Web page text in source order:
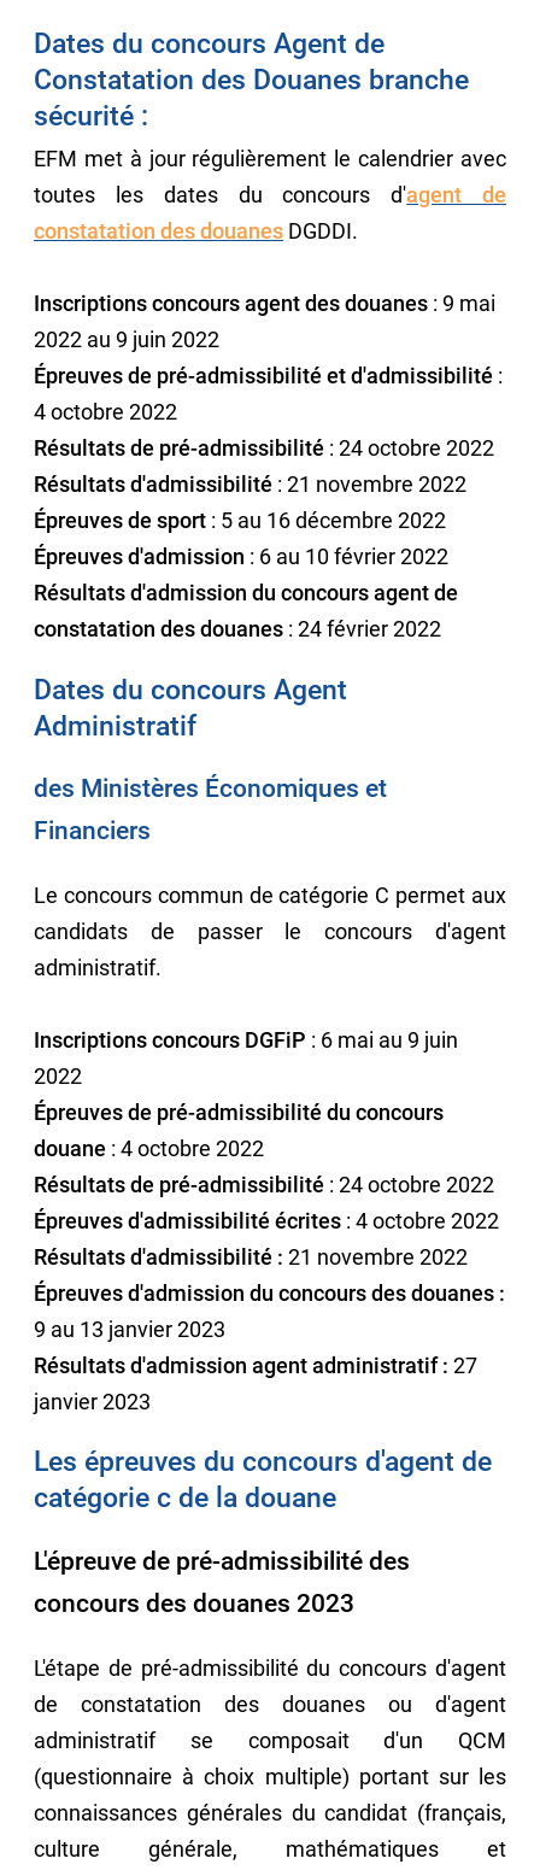
Dates du concours Agent de
Constatation des Douanes branche
sécurité :
EFM met à jour régulièrement le calendrier avec
toutes les dates du concours d'agent de
constatation des douanesDGDDI.
Inscriptions concours agent des douanes: 9 mai
2022 au 9 juin 2022
Épreuves de pré-admissibilité et d'admissibilité :
4 octobre 2022
Résultats de pré-admissibilité : 24 octobre 2022
Résultats d'admissibilité : 21 novembre 2022
Épreuves de sport : 5 au 16 décembre 2022
Épreuves d'admission : 6 au 10 février 2022
Résultats d'admission du concours agent de
constatation des douanes: 24 février 2022
Dates du concours Agent
Administratif
des Ministères Économiques et
Financiers
Le concours commun de catégorie C permet aux
candidats de passer le concours d'agent
administratif.
Inscriptions concours DGFiP : 6 mai au 9 juin
2022
Épreuves de pré-admissibilité du concours
douane : 4 octobre 2022
Résultats de pré-admissibilité : 24 octobre 2022
Épreuves d'admissibilité écrites : 4 octobre 2022
Résultats d'admissibilité : 21 novembre 2022
Épreuves d'admission du concours des douanes :
9 au 13 janvier 2023
Résultats d'admission agent administratif : 27
janvier 2023
Les épreuves du concours d'agent de
catégorie c de la douane
L'épreuve de pré-admissibilité des
concours des douanes 2023
L'étape de pré-admissibilité du concours d'agent
de constatation des douanes ou d'agent
administratif se composait d'un QCM
(questionnaire à choix multiple) portant sur les
connaissances générales du candidat (français,
culture générale, mathématiques et